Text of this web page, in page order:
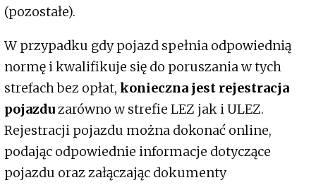
(pozostałe).
W przypadku gdy pojazd spełnia odpowiednią
normę i kwalifikuje się do poruszania w tych
strefach bez opłat, konieczna jest rejestracja
pojazduzarówno w strefie LEZ jak i ULEZ.
Rejestracji pojazdu można dokonać online,
podając odpowiednie informacje dotyczące
pojazdu oraz załączając dokumenty